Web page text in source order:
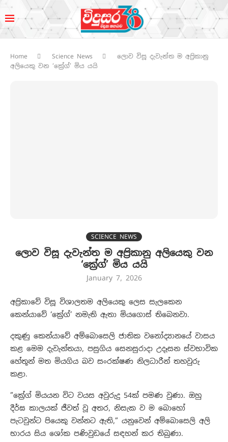
Home Science News
ලොව විසූ දැවැන්ත ම අප්‍රිකානු
අලියෙකු වන ‘ක්‍රේග්’ මිය යයි
SCIENCE NEWS
ලොව විසූ දැවැන්ත ම අප්‍රිකානු අලියෙකු වන
‘ක්‍රේග්’ මිය යයි
January 7, 2026
අප්‍රිකාවේ විසූ විශාලතම අලියෙකු ලෙස සැලකෙන
කෙන්යාවේ ‘ක්‍රේග්’ නමැති ඇතා මියගොස් තිබෙනවා.
දකුණු කෙන්යාවේ අම්බොසෙලි ජාතික වනෝද්‍යානයේ වාසය
කළ මෙම දැවැන්තයා, පසුගිය සෙනසුරාදා උදෑසන ස්වභාවික
හේතූන් මත මියගිය බව සංරක්ෂණ නිලධාරීන් තහවුරු
කළා.
​”ක්‍රේග් මියයන විට වයස අවුරුදු 54ක් පමණ වුණා. ඔහු
දීර්ඝ කාලයක් ජීවත් වූ අතර, නිසැක ව ම බොහෝ
පැටවුන්ට පියෙකු වන්නට ඇති,” යනුවෙන් අම්බොසෙලි අලි
භාරය සිය ශෝක පණිවුඩයේ සඳහන් කර තිබුණා.